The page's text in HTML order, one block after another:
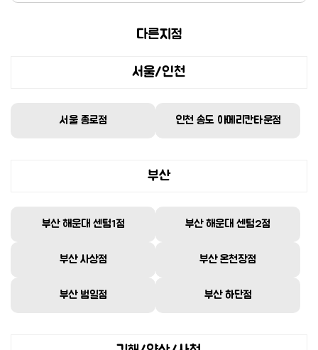
다른지점
서울/인천
서울 종로점 인천 송도 아메리칸타운점
부산
부산 해운대 센텀1점 부산 해운대 센텀2점
부산 사상점 부산 온천장점
부산 범일점 부산 하단점